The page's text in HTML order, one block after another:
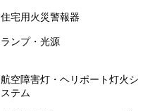
住宅用火災警報器
ランプ・光源
航空障害灯・ヘリポート灯火シ
ステム